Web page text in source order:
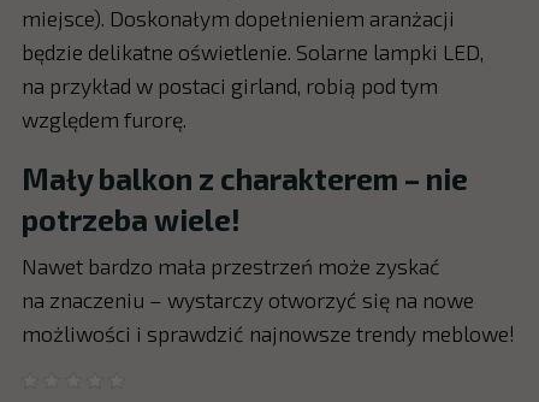
miejsce). Doskonałym dopełnieniem aranżacji
będzie delikatne oświetlenie. Solarne lampki LED,
na przykład w postaci girland, robią pod tym
względem furorę.
Mały balkon z charakterem – nie
potrzeba wiele!
Nawet bardzo mała przestrzeń może zyskać
na znaczeniu – wystarczy otworzyć się na nowe
możliwości i sprawdzić najnowsze trendy meblowe!